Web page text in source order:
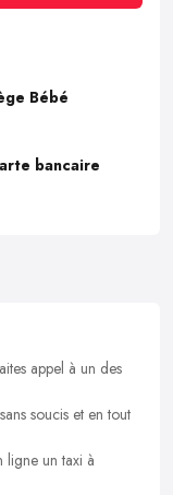
Bébé
bancaire
appel à un des
soucis et en tout
ligne un taxi à